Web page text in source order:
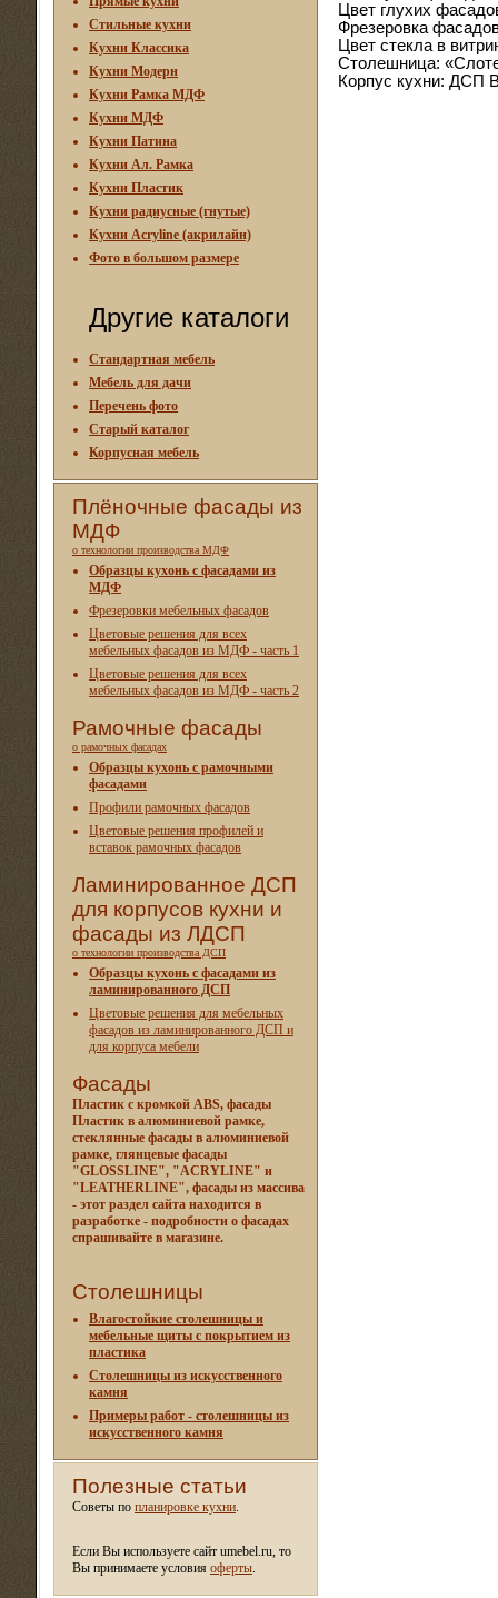
Стильные кухни
Кухни Классика
Кухни Модерн
Кухни Рамка МДФ
Кухни МДФ
Кухни Патина
Кухни Ал. Рамка
Кухни Пластик
Кухни радиусные (гнутые)
Кухни Acryline (акрилайн)
Фото в большом размере
Другие каталоги
Стандартная мебель
Мебель для дачи
Перечень фото
Старый каталог
Корпусная мебель
Плёночные фасады из
МДФ
о технологии производства МДФ
Образцы кухонь с фасадами из
МДФ
Фрезеровки мебельных фасадов
Цветовые решения для всех
мебельных фасадов из МДФ - часть 1
Цветовые решения для всех
мебельных фасадов из МДФ - часть 2
Рамочные фасады
о рамочных фасадах
Образцы кухонь с рамочными
фасадами
Профили рамочных фасадов
Цветовые решения профилей и
вставок рамочных фасадов
Ламинированное ДСП
для корпусов кухни и
фасады из ЛДСП
о технологии производства ДСП
Образцы кухонь с фасадами из
ламинированного ДСП
Цветовые решения для мебельных
фасадов из ламинированного ДСП и
для корпуса мебели
Фасады
Пластик с кромкой ABS, фасады
Пластик в алюминиевой рамке,
стеклянные фасады в алюминиевой
рамке, глянцевые фасады
"GLOSSLINE", "ACRYLINE" и
"LEATHERLINE", фасады из массива
- этот раздел сайта находится в
разработке - подробности о фасадах
спрашивайте в магазине.
Столешницы
Влагостойкие столешницы и
мебельные щиты c покрытием из
пластика
Столешницы из искусственного
камня
Примеры работ - столешницы из
искусственного камня
Полезные статьи
Советы по планировке кухни.
Если Вы используете сайт umebel.ru, то
Вы принимаете условия оферты.
Цвет глухих
Фрезеровка
Цвет стекла в
Столешница:
Корпус кухни: ДСП